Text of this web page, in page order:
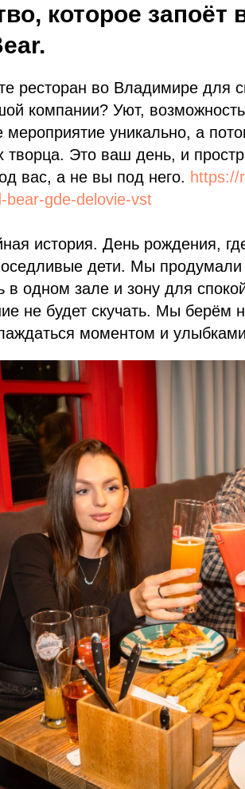
которое
ресторан во Владимире для
компании? Уют,
мероприятие уникально, а
творца. Это ваш день, и
вас, а не вы под него. https://
bear-gde-delovie-vst
история. День рождения,
дети. Мы продумали
в одном зале и зону для
не будет скучать. Мы берём
моментом и